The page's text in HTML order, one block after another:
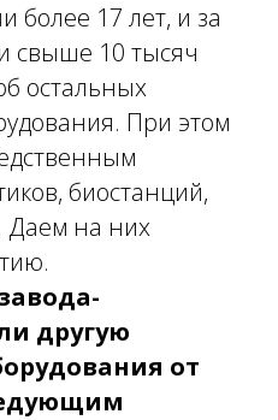
более 17 лет, и за
свыше 10 тысяч
остальных
При этом
биостанций,
Даем на них
другую
от